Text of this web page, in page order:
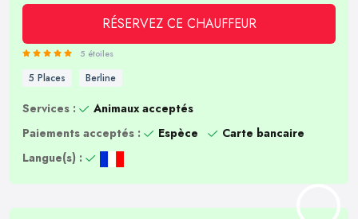
RÉSERVEZ CE CHAUFFEUR
5 étoiles
5 Places Berline
Services :
Animaux acceptés
Paiements acceptés :
Espèce
Carte bancaire
Langue(s) :